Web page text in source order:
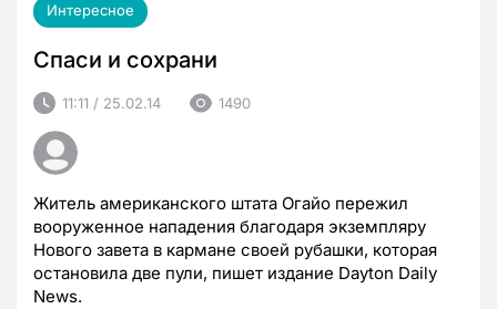
Интересное
Спаси и сохрани
11:11 / 25.02.14 1490
Житель американского штата Огайо пережил
вооруженное нападения благодаря экземпляру
Нового завета в кармане своей рубашки, которая
остановила две пули, пишет издание Dayton Daily
News.